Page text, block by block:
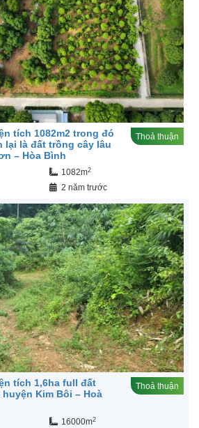
tích 1082m2 trong đó
lại là đất trồng cây lâu
– Hòa Bình
Thoả thuận
1082m2
2 năm trước
tích 1,6ha full đất
Kim Bôi – Hoà
Thoả thuận
16000m2